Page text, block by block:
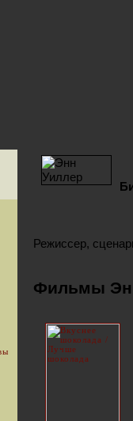
Режиссер,
Фильмы